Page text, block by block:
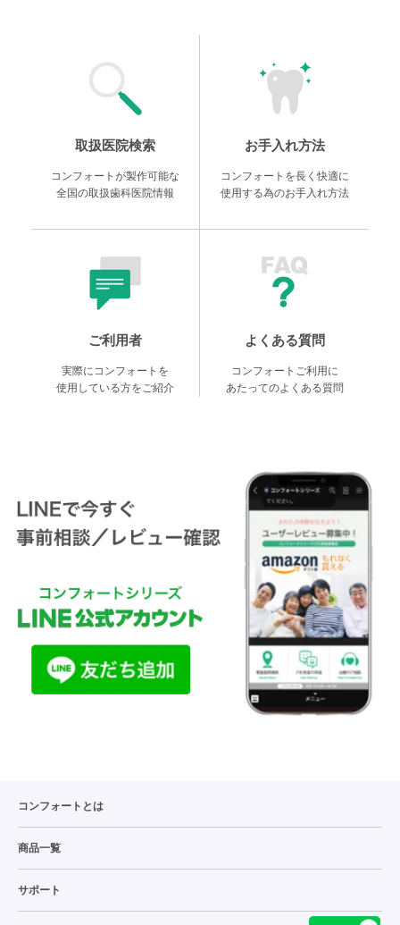
取扱医院検索
コンフォートが製作可能な
全国の取扱歯科医院情報
お手入れ方法
コンフォートを長く快適に
使用する為のお手入れ方法
ご利用者
実際にコンフォートを
使用している方をご紹介
よくある質問
コンフォートご利用に
あたってのよくある質問
コンフォートとは
商品一覧
サポート